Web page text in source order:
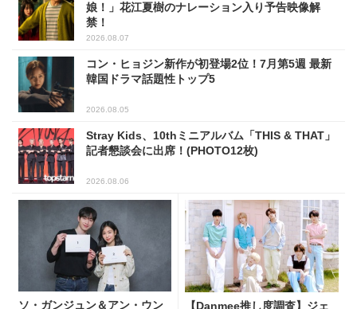
娘！」花江夏樹のナレーション入り予告映像解
禁！
2026.08.07
コン・ヒョジン新作が初登場2位！7月第5週 最新
韓国ドラマ話題性トップ5
2026.08.05
Stray Kids、10thミニアルバム「THIS & THAT」
記者懇談会に出席！(PHOTO12枚)
2026.08.06
ソ・ガンジュン＆アン・ウン
【Danmee推し度調査】ジェ